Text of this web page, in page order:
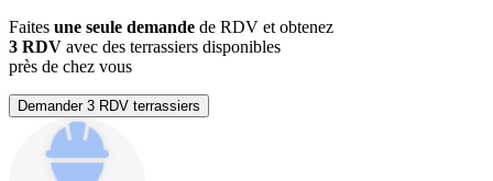
Faites une seule demande de RDV et obtenez
3 RDV avec des terrassiers disponibles
près de chez vous
Demander 3 RDV terrassiers